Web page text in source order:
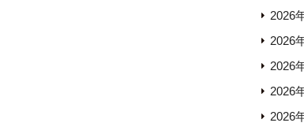
2026
2026
2026
2026
2026